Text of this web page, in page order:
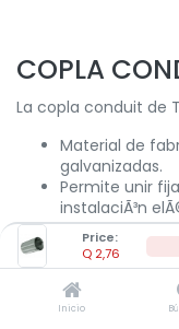
Price:
Q 2,76
Inicio
COPLA
La copla conduit de
Material de
galvanizadas.
Permite unir
instalaciÃ³n
2,76